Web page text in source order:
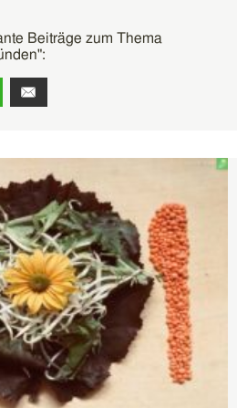
Beiträge zum Thema